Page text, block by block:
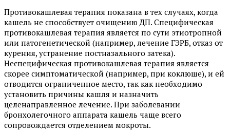
Противокашлевая терапия показана в тех случаях, когда
кашель не способствует очищению ДП. Специфическая
противокашлевая терапия является по сути этиотропной
или патогенетической (например, лечение ГЭРБ, отказ от
курения, устранение постназального затека).
Неспецифическая противокашлевая терапия является
скорее симптоматической (например, при коклюше), и ей
отводится ограниченное место, так как необходимо
установить причины кашля и назначить
целенаправленное лечение. При заболевании
бронхолегочного аппарата кашель чаще всего
сопровождается отделением мокроты.